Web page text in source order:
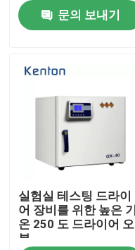
회사 소개
제품 소개
시험소 드라이어 오븐
문의 보내기
실험실 테스팅 드라이
어 장비를 위한 높은 기
온 250 도 드라이어 오
븐